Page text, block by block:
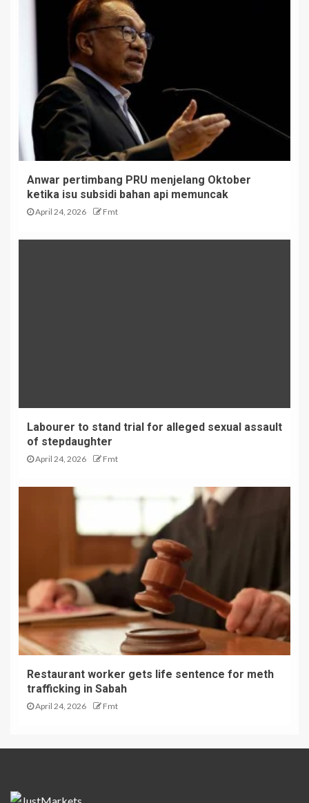
Anwar pertimbang PRU menjelang Oktober
ketika isu subsidi bahan api memuncak
April 24, 2026 Fmt
Labourer to stand trial for alleged sexual assault
of stepdaughter
April 24, 2026 Fmt
Restaurant worker gets life sentence for meth
trafficking in Sabah
April 24, 2026 Fmt